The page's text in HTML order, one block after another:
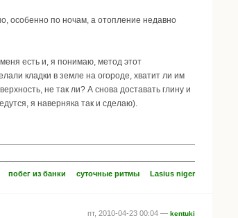
особенно по ночам, а отопление недавно
есть и, я понимаю, метод этот
кладки в земле на огороде, хватит ли им
не так ли? А снова доставать глину и
я наверняка так и сделаю).
побег из банки суточные ритмы Lasius niger
пт, 2010-04-23 00:04 — kentuki